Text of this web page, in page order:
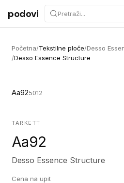
Preskoči na sadržaj
podovi
Početna/Tekstilne ploče/Desso
/Desso Essence Structure
Aa925012
TARKETT
Aa92
Desso Essence Structure
Cena na upit